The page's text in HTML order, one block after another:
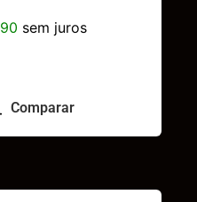
sem juros
Comparar